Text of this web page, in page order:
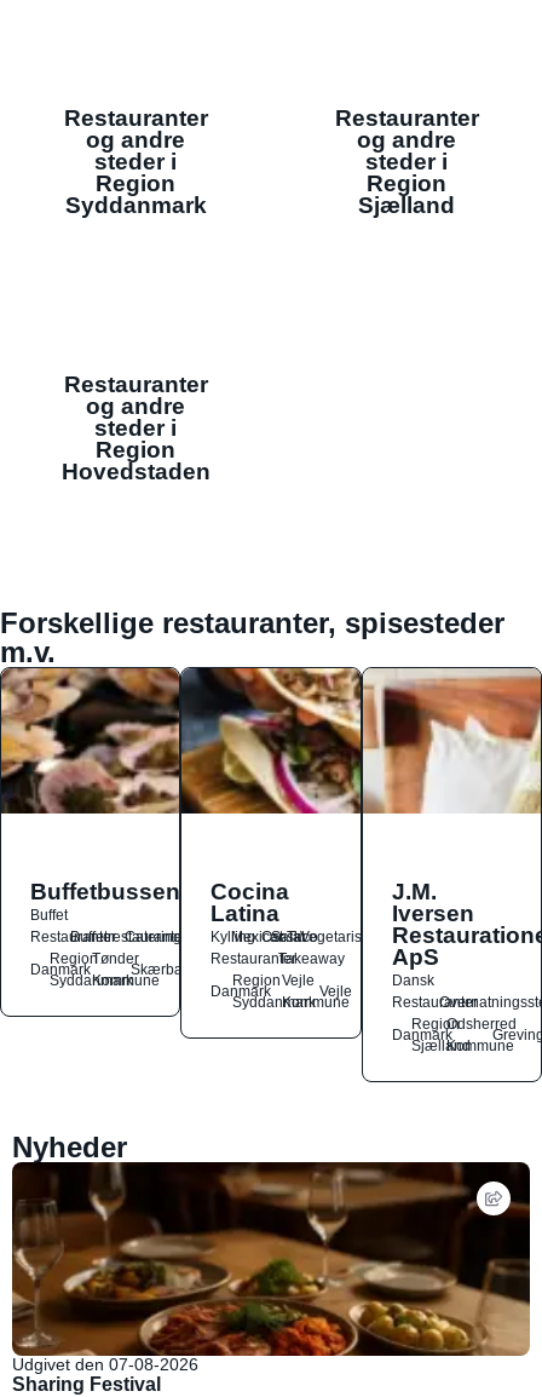
Restauranter
og andre
steder i
Region
Syddanmark
Restauranter
og andre
steder i
Region
Sjælland
Restauranter
og andre
steder i
Region
Hovedstaden
Forskellige restauranter, spisesteder
m.v.
Buffetbussen
Buffet
Restauranter
Buffetrestauranter
Catering
Danmark
Region
Syddanmark
Tønder
Kommune
Skærbæk
Cocina
Latina
Kylling
Mexicansk
OstSalat
TacoVegetarisk
RestauranterTakeaway
Danmark
Region
Syddanmark
Vejle
Kommune
Vejle
J.M.
Iversen
ApS
Dansk
Restauranter
Danmark
Region
Sjælland
Odsherred
Kommune
Nyheder
Udgivet den 07-08-2026
Sharing Festival